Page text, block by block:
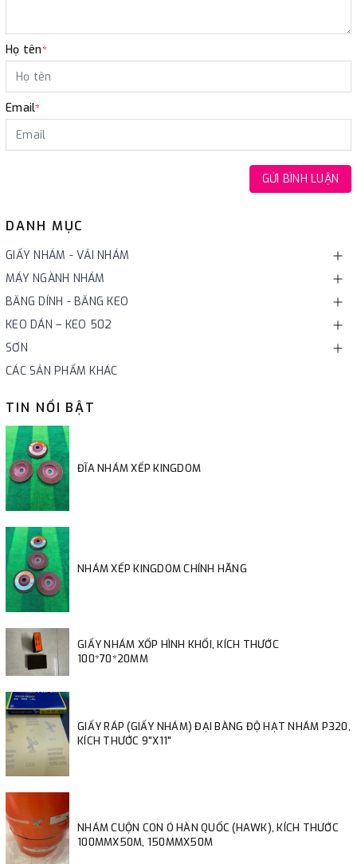
DANH MỤC
GIẤY NHÁM - VẢI NHÁM
MÁY NGÀNH NHÁM
BĂNG DÍNH - BĂNG KEO
KEO DÁN – KEO 502
SƠN
CÁC SẢN PHẨM KHÁC
TIN NỔI BẬT
ĐĨA NHÁM XẾP KINGDOM
NHÁM XẾP KINGDOM CHÍNH HÃNG
GIẤY NHÁM XỐP HÌNH KHỐI, KÍCH THƯỚC
100*70*20MM
GIẤY RÁP (GIẤY NHÁM) ĐẠI BÀNG ĐỘ HẠT NHÁM P320,
KÍCH THƯỚC 9"X11"
NHÁM CUỘN CON Ó HÀN QUỐC (HAWK), KÍCH THƯỚC
100MMX50M, 150MMX50M
Họ tên*
Email*
GỬI BÌNH LUẬN